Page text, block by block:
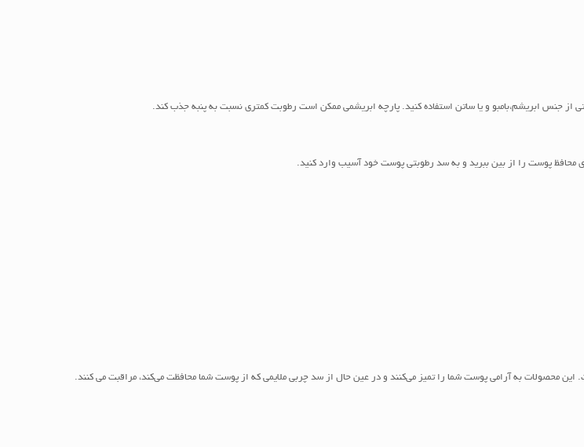
از جنس ابریشم،بامبو و یا ساتن استفاده کنید. پارچه ابریشمی ممکن است رطوبت کمتری نسبت به پنبه جذب کند.
محافظ پوست را از بین ببرید و به سد رطوبتی پوست خود آسیب وارد کنید.
محصولات به آرامی پوست شما را تمیز می‌کنند و در عین حال از سد چربی ملایمی که از پوست شما محافظت می‌کند، مراقبت می کنند.